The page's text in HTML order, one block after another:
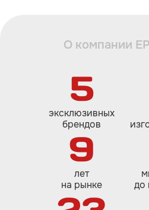
О компании
5
эксклюзивных
брендов
9
лет
на рынке
до